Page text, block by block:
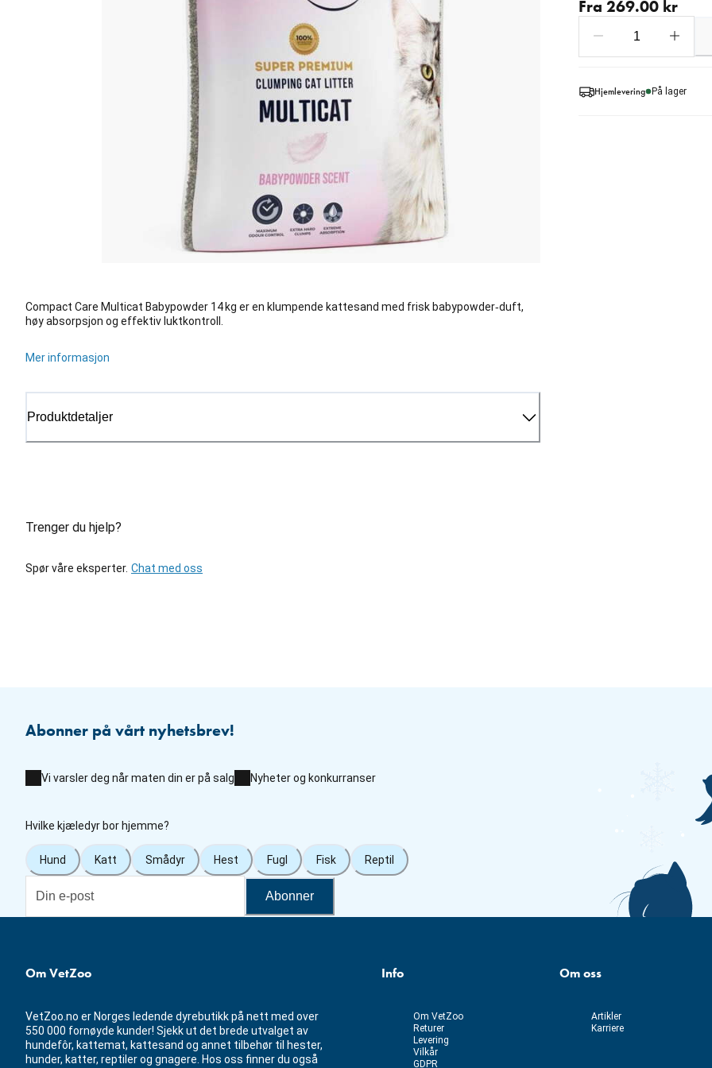
Compact Care Multicat Babypowder 14 kg er en klumpende kattesand med frisk babypowder‑duft,
høy absorpsjon og effektiv luktkontroll.
Mer informasjon
Produktdetaljer
Trenger du hjelp?
Spør våre eksperter. Chat med oss
Fra 269.00 kr
Hjemlevering På lager
Abonner på vårt nyhetsbrev!
Vi varsler deg når maten din er på salg Nyheter og konkurranser
Hvilke kjæledyr bor hjemme?
Hund Katt Smådyr Hest Fugl Fisk Reptil
Abonner
Om VetZoo
VetZoo.no er Norges ledende dyrebutikk på nett med over
550 000 fornøyde kunder! Sjekk ut det brede utvalget av
hundefôr, kattemat, kattesand og annet tilbehør til hester,
hunder, katter, reptiler og gnagere. Hos oss finner du også
Info
Om VetZoo
Returer
Levering
Vilkår
GDPR
Om oss
Artikler
Karriere